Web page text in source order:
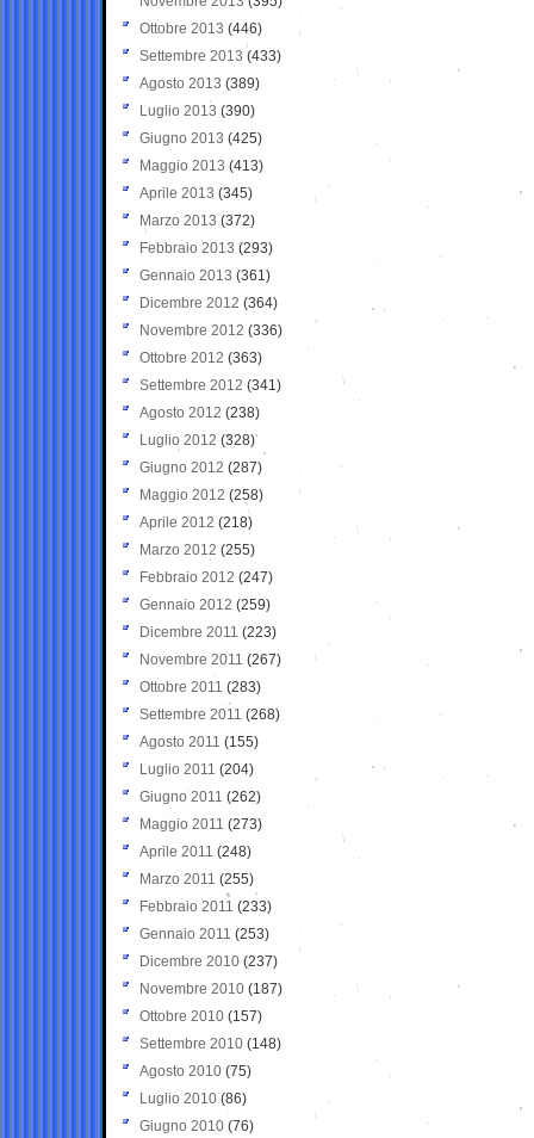
Ottobre 2013 (446)
Settembre 2013 (433)
Agosto 2013 (389)
Luglio 2013 (390)
Giugno 2013 (425)
Maggio 2013 (413)
Aprile 2013 (345)
Marzo 2013 (372)
Febbraio 2013 (293)
Gennaio 2013 (361)
Dicembre 2012 (364)
Novembre 2012 (336)
Ottobre 2012 (363)
Settembre 2012 (341)
Agosto 2012 (238)
Luglio 2012 (328)
Giugno 2012 (287)
Maggio 2012 (258)
Aprile 2012 (218)
Marzo 2012 (255)
Febbraio 2012 (247)
Gennaio 2012 (259)
Dicembre 2011 (223)
Novembre 2011 (267)
Ottobre 2011 (283)
Settembre 2011 (268)
Agosto 2011 (155)
Luglio 2011 (204)
Giugno 2011 (262)
Maggio 2011 (273)
Aprile 2011 (248)
Marzo 2011 (255)
Febbraio 2011 (233)
Gennaio 2011 (253)
Dicembre 2010 (237)
Novembre 2010 (187)
Ottobre 2010 (157)
Settembre 2010 (148)
Agosto 2010 (75)
Luglio 2010 (86)
Giugno 2010 (76)